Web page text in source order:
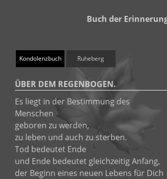
Buch der
Kondolenzbuch Ruheberg
ÜBER DEM REGENBOGEN.
Es liegt in der Bestimmung des
Menschen
geboren zu werden,
zu leben und auch zu sterben.
Tod bedeutet Ende
und Ende bedeutet gleichzeitig Anfang,
der Beginn eines neuen Lebens für Dich